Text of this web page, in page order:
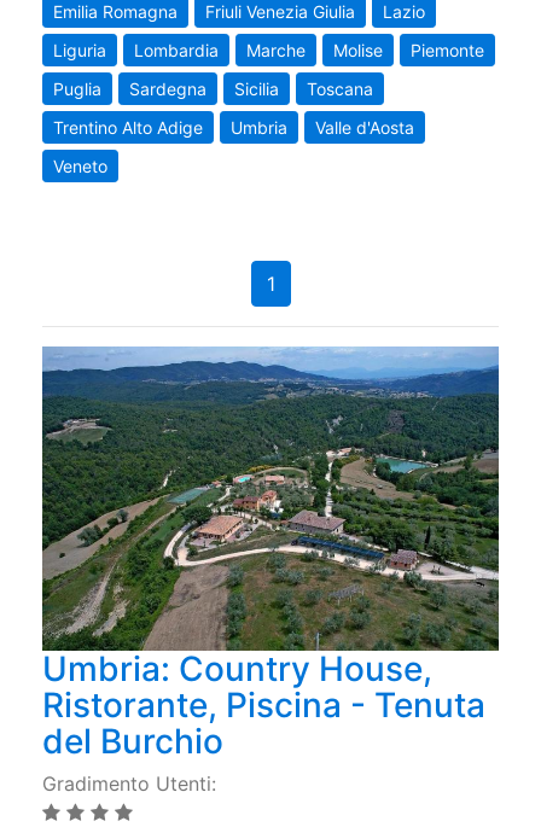
Emilia Romagna
Friuli Venezia Giulia
Lazio
Liguria
Lombardia Marche Molise
Piemonte
Puglia
Sardegna Sicilia
Toscana
Trentino Alto Adige
Umbria
Valle d'Aosta
Veneto
1
Umbria: Country House,
Ristorante, Piscina - Tenuta
del Burchio
Gradimento Utenti: